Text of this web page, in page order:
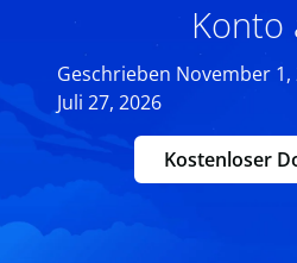
Konto
Geschrieben November
Juli 27, 2026
Kostenloser